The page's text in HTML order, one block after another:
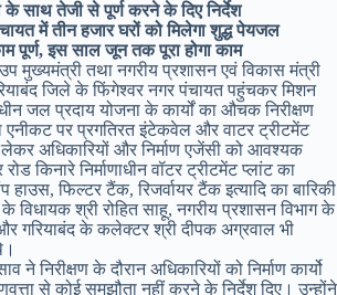
के साथ तेजी से पूर्ण करने के दिए निर्देश
में तीन हजार घरों को मिलेगा शुद्ध पेयजल
पूर्ण, इस साल जून तक पूरा होगा काम
मुख्यमंत्री तथा नगरीय प्रशासन एवं विकास मंत्री
जिले के फिंगेश्वर नगर पंचायत पहुंचकर मिशन
जल प्रदाय योजना के कार्यों का औचक निरीक्षण
एनीकट पर प्रगतिरत इंटेकवेल और वाटर ट्रीटमेंट
लेकर अधिकारियों और निर्माण एजेंसी को आवश्यक
रोड किनारे निर्माणाधीन वॉटर ट्रीटमेंट प्लांट का
हाउस, फिल्टर टैंक, रिजर्वायर टैंक इत्यादि का बारिकी
के विधायक श्री रोहित साहू, नगरीय प्रशासन विभाग के
गरियाबंद के कलेक्टर श्री दीपक अग्रवाल भी
निरीक्षण के दौरान अधिकारियों को निर्माण कार्यो
से कोई समझौता नहीं करने के निर्देश दिए। उन्होंने